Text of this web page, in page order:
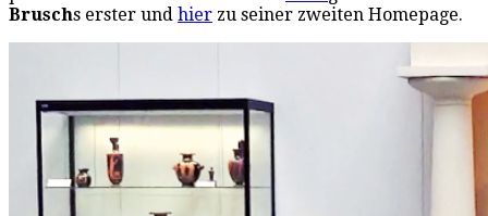
Bruschs erster und hier zu seiner zweiten Homepage.